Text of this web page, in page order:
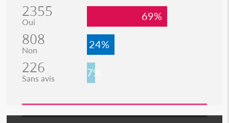
2355
Oui 69%
808
Non 24%
226
Sans avis 7%